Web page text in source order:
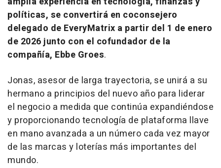
políticas, se convertirá en coconsejero
delegado de EveryMatrix a partir del 1 de enero
de 2026 junto con el cofundador de la
compañía, Ebbe Groes.
Jonas, asesor de larga trayectoria, se unirá a su
hermano a principios del nuevo año para liderar
el negocio a medida que continúa expandiéndose
y proporcionando tecnología de plataforma llave
en mano avanzada a un número cada vez mayor
de las marcas y loterías más importantes del
mundo.